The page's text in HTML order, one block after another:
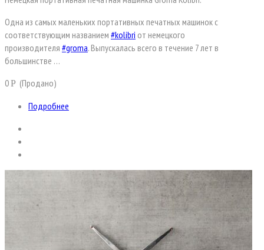
Одна из самых маленьких портативных печатных машинок с
соответствующим названием #kolibri от немецкого
производителя #groma. Выпускалась всего в течение 7 лет в
большинстве …
0Р (Продано)
Подробнее